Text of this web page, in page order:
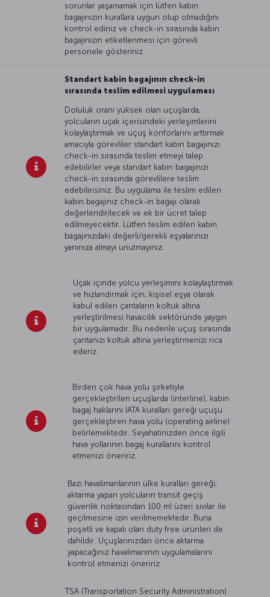
sorunlar yaşamamak için lütfen kabin
bagajınızın kurallara uygun olup olmadığını
kontrol ediniz ve check-in sırasında kabin
bagajınızın etiketlenmesi için görevli
personele gösteriniz.
Standart kabin bagajının check-in
sırasında teslim edilmesi uygulaması
Doluluk oranı yüksek olan uçuşlarda,
yolcuların uçak içerisindeki yerleşimlerini
kolaylaştırmak ve uçuş konforlarını arttırmak
amacıyla görevliler standart kabin bagajınızı
check-in sırasında teslim etmeyi talep
edebilirler veya standart kabin bagajınızı
check-in sırasında görevlilere teslim
edebilirisiniz. Bu uygulama ile teslim edilen
kabin bagajınız check-in bagajı olarak
değerlendirilecek ve ek bir ücret talep
edilmeyecektir. Lütfen teslim edilen kabin
bagajınızdaki değerli/gerekli eşyalarınızı
yanınıza almayı unutmayınız.
Uçak içinde yolcu yerleşimini kolaylaştırmak
ve hızlandırmak için, kişisel eşya olarak
kabul edilen çantaların koltuk altına
yerleştirilmesi havacılık sektöründe yaygın
bir uygulamadır. Bu nedenle uçuş sırasında
çantanızı koltuk altına yerleştirmenizi rica
ederiz.
Birden çok hava yolu şirketiyle
gerçekleştirilen uçuşlarda (interline), kabin
bagaj haklarını IATA kuralları gereği uçuşu
gerçekleştiren hava yolu (operating airline)
belirlemektedir. Seyahatinizden önce ilgili
hava yollarının bagaj kurallarını kontrol
etmenizi öneririz.
Bazı havalimanlarının ülke kuralları gereği,
aktarma yapan yolcuların transit geçiş
güvenlik noktasından 100 ml üzeri sıvılar ile
geçilmesine izin verilmemektedir. Buna
poşetli ve kapalı olan duty free ürünleri de
dahildir. Uçuşlarınızdan önce aktarma
yapacağınız havalimanının uygulamalarını
kontrol etmenizi öneririz.
TSA (Transportation Security Administration)